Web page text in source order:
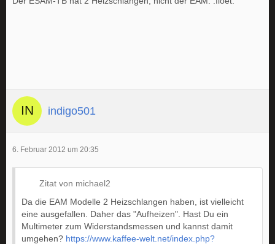
indigo501
6. Februar 2012 um 20:35
Zitat von michael2
Da die EAM Modelle 2 Heizschlangen haben, ist vielleicht
eine ausgefallen. Daher das "Aufheizen". Hast Du ein
Multimeter zum Widerstandsmessen und kannst damit
umgehen? https://www.kaffee-welt.net/index.php?